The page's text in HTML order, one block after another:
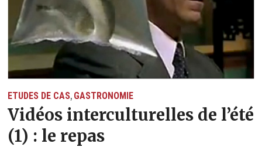
ETUDES DE CAS, GASTRONOMIE
Vidéos interculturelles de l’été
(1) : le repas